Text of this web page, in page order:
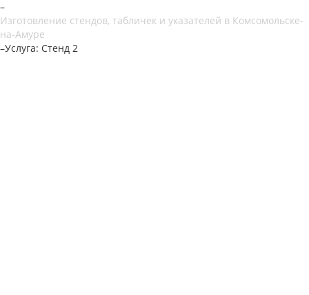
–
Изготовление стендов, табличек и указателей в Комсомольске-
на-Амуре
–Услуга: Стенд 2